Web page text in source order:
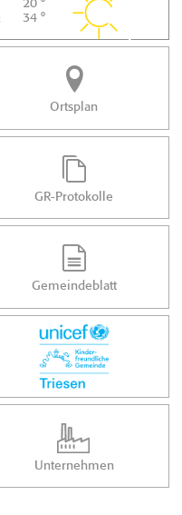
20 °
34 °
Ortsplan
GR-Protokolle
Gemeindeblatt
Unternehmen